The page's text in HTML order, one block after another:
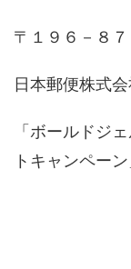
〒１９６－８７
日本郵便株式
「ボールドジ
トキャンペー